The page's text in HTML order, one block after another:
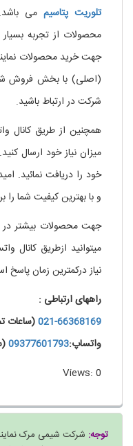
تلوریت پتاسیممی باشد. این
محصولات از تجربه بسیار
جهت خرید محصولات
(اصلی) با بخش فروش شرکت
شرکت در ارتباط باشید.
همچنین از طریق کانال
میزان نیاز خود ارسال کنید.
خود را دریافت نمائید.
و با بهترین کیفیت شما را برای
جهت محصولات بیشتر در
میتوانید ازطریق کانال
نیاز درکمترین زمان پاسخ
راههای ارتباطی :
021-66368169(ساعات تماس:8:30 الی 19)
واتساپ:09377601793(ساعات
Views: 0
شرکت شیمی مرک نمایندگی